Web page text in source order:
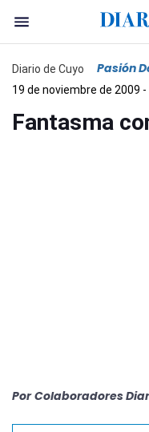
Diario de Cuyo Pasión
19 de noviembre de 2009 -
Fantasma
Por Colaboradores